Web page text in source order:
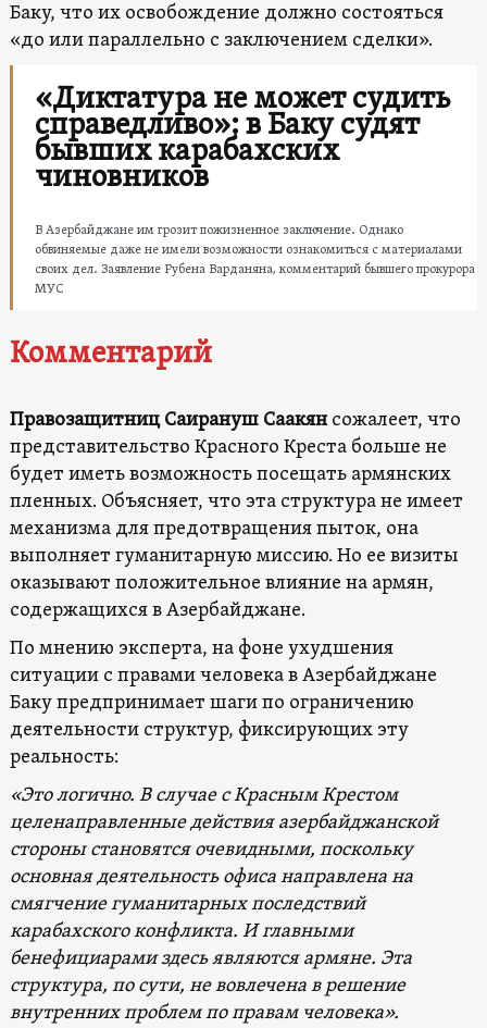
Баку, что их освобождение должно состояться
«до или параллельно с заключением сделки».
«Диктатура не может судить
справедливо»: в Баку судят
бывших карабахских
чиновников
В Азербайджане им грозит пожизненное заключение. Однако
обвиняемые даже не имели возможности ознакомиться с материалами
своих дел. Заявление Рубена Варданяна, комментарий бывшего прокурора
МУС
Комментарий
Правозащитниц Саирануш Саакянсожалеет, что
представительство Красного Креста больше не
будет иметь возможность посещать армянских
пленных. Объясняет, что эта структура не имеет
механизма для предотвращения пыток, она
выполняет гуманитарную миссию. Но ее визиты
оказывают положительное влияние на армян,
содержащихся в Азербайджане.
По мнению эксперта, на фоне ухудшения
ситуации с правами человека в Азербайджане
Баку предпринимает шаги по ограничению
деятельности структур, фиксирующих эту
реальность:
«Это логично. В случае с Красным Крестом
целенаправленные действия азербайджанской
стороны становятся очевидными, поскольку
основная деятельность офиса направлена на
смягчение гуманитарных последствий
карабахского конфликта. И главными
бенефициарами здесь являются армяне. Эта
структура, по сути, не вовлечена в решение
внутренних проблем по правам человека».